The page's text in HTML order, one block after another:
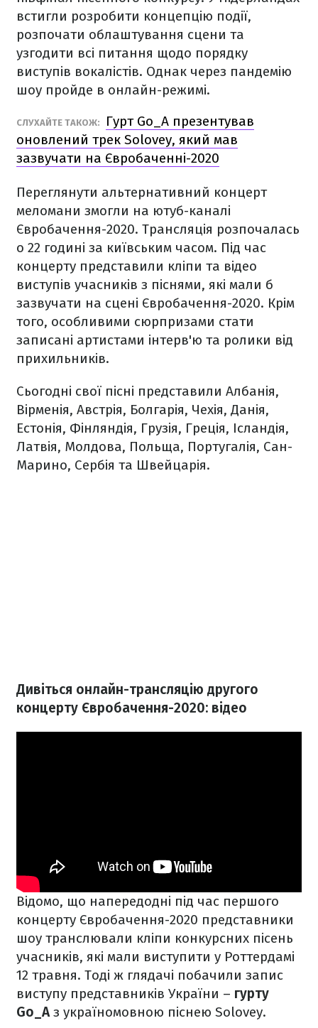
встигли розробити концепцію події,
розпочати облаштування сцени та
узгодити всі питання щодо порядку
виступів вокалістів. Однак через пандемію
шоу пройде в онлайн-режимі.
СЛУХАЙТЕ ТАКОЖ:
Гурт Go_A презентував
оновлений трек Solovey, який мав
зазвучати на Євробаченні-2020
Переглянути альтернативний концерт
меломани змогли на ютуб-каналі
Євробачення-2020. Трансляція розпочалась
о 22 годині за київським часом. Під час
концерту представили кліпи та відео
виступів учасників з піснями, які мали б
зазвучати на сцені Євробачення-2020. Крім
того, особливими сюрпризами стати
записані артистами інтерв'ю та ролики від
прихильників.
Сьогодні свої пісні представили Албанія,
Вірменія, Австрія, Болгарія, Чехія, Данія,
Естонія, Фінляндія, Грузія, Греція, Ісландія,
Латвія, Молдова, Польща, Португалія, Сан-
Марино, Сербія та Швейцарія.
Дивіться онлайн-трансляцію другого
концерту Євробачення-2020: відео
Відомо, що напередодні під час першого
концерту Євробачення-2020 представники
шоу транслювали кліпи конкурсних пісень
учасників, які мали виступити у Роттердамі
12 травня. Тоді ж глядачі побачили запис
виступу представників України – гурту
Go_Aз україномовною піснею Solovey.